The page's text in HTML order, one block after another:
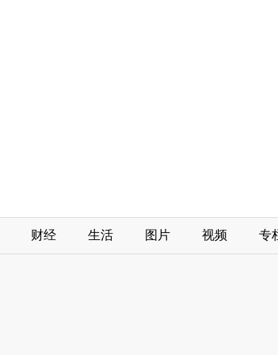
财经 生活 图片 视频 专